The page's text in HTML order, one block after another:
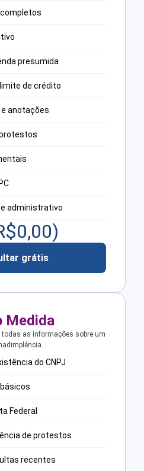
presumida
de crédito
e anotações
administrativo
0,00)
grátis
Medida
as informações sobre um
do CNPJ
Federal
de protestos
recentes